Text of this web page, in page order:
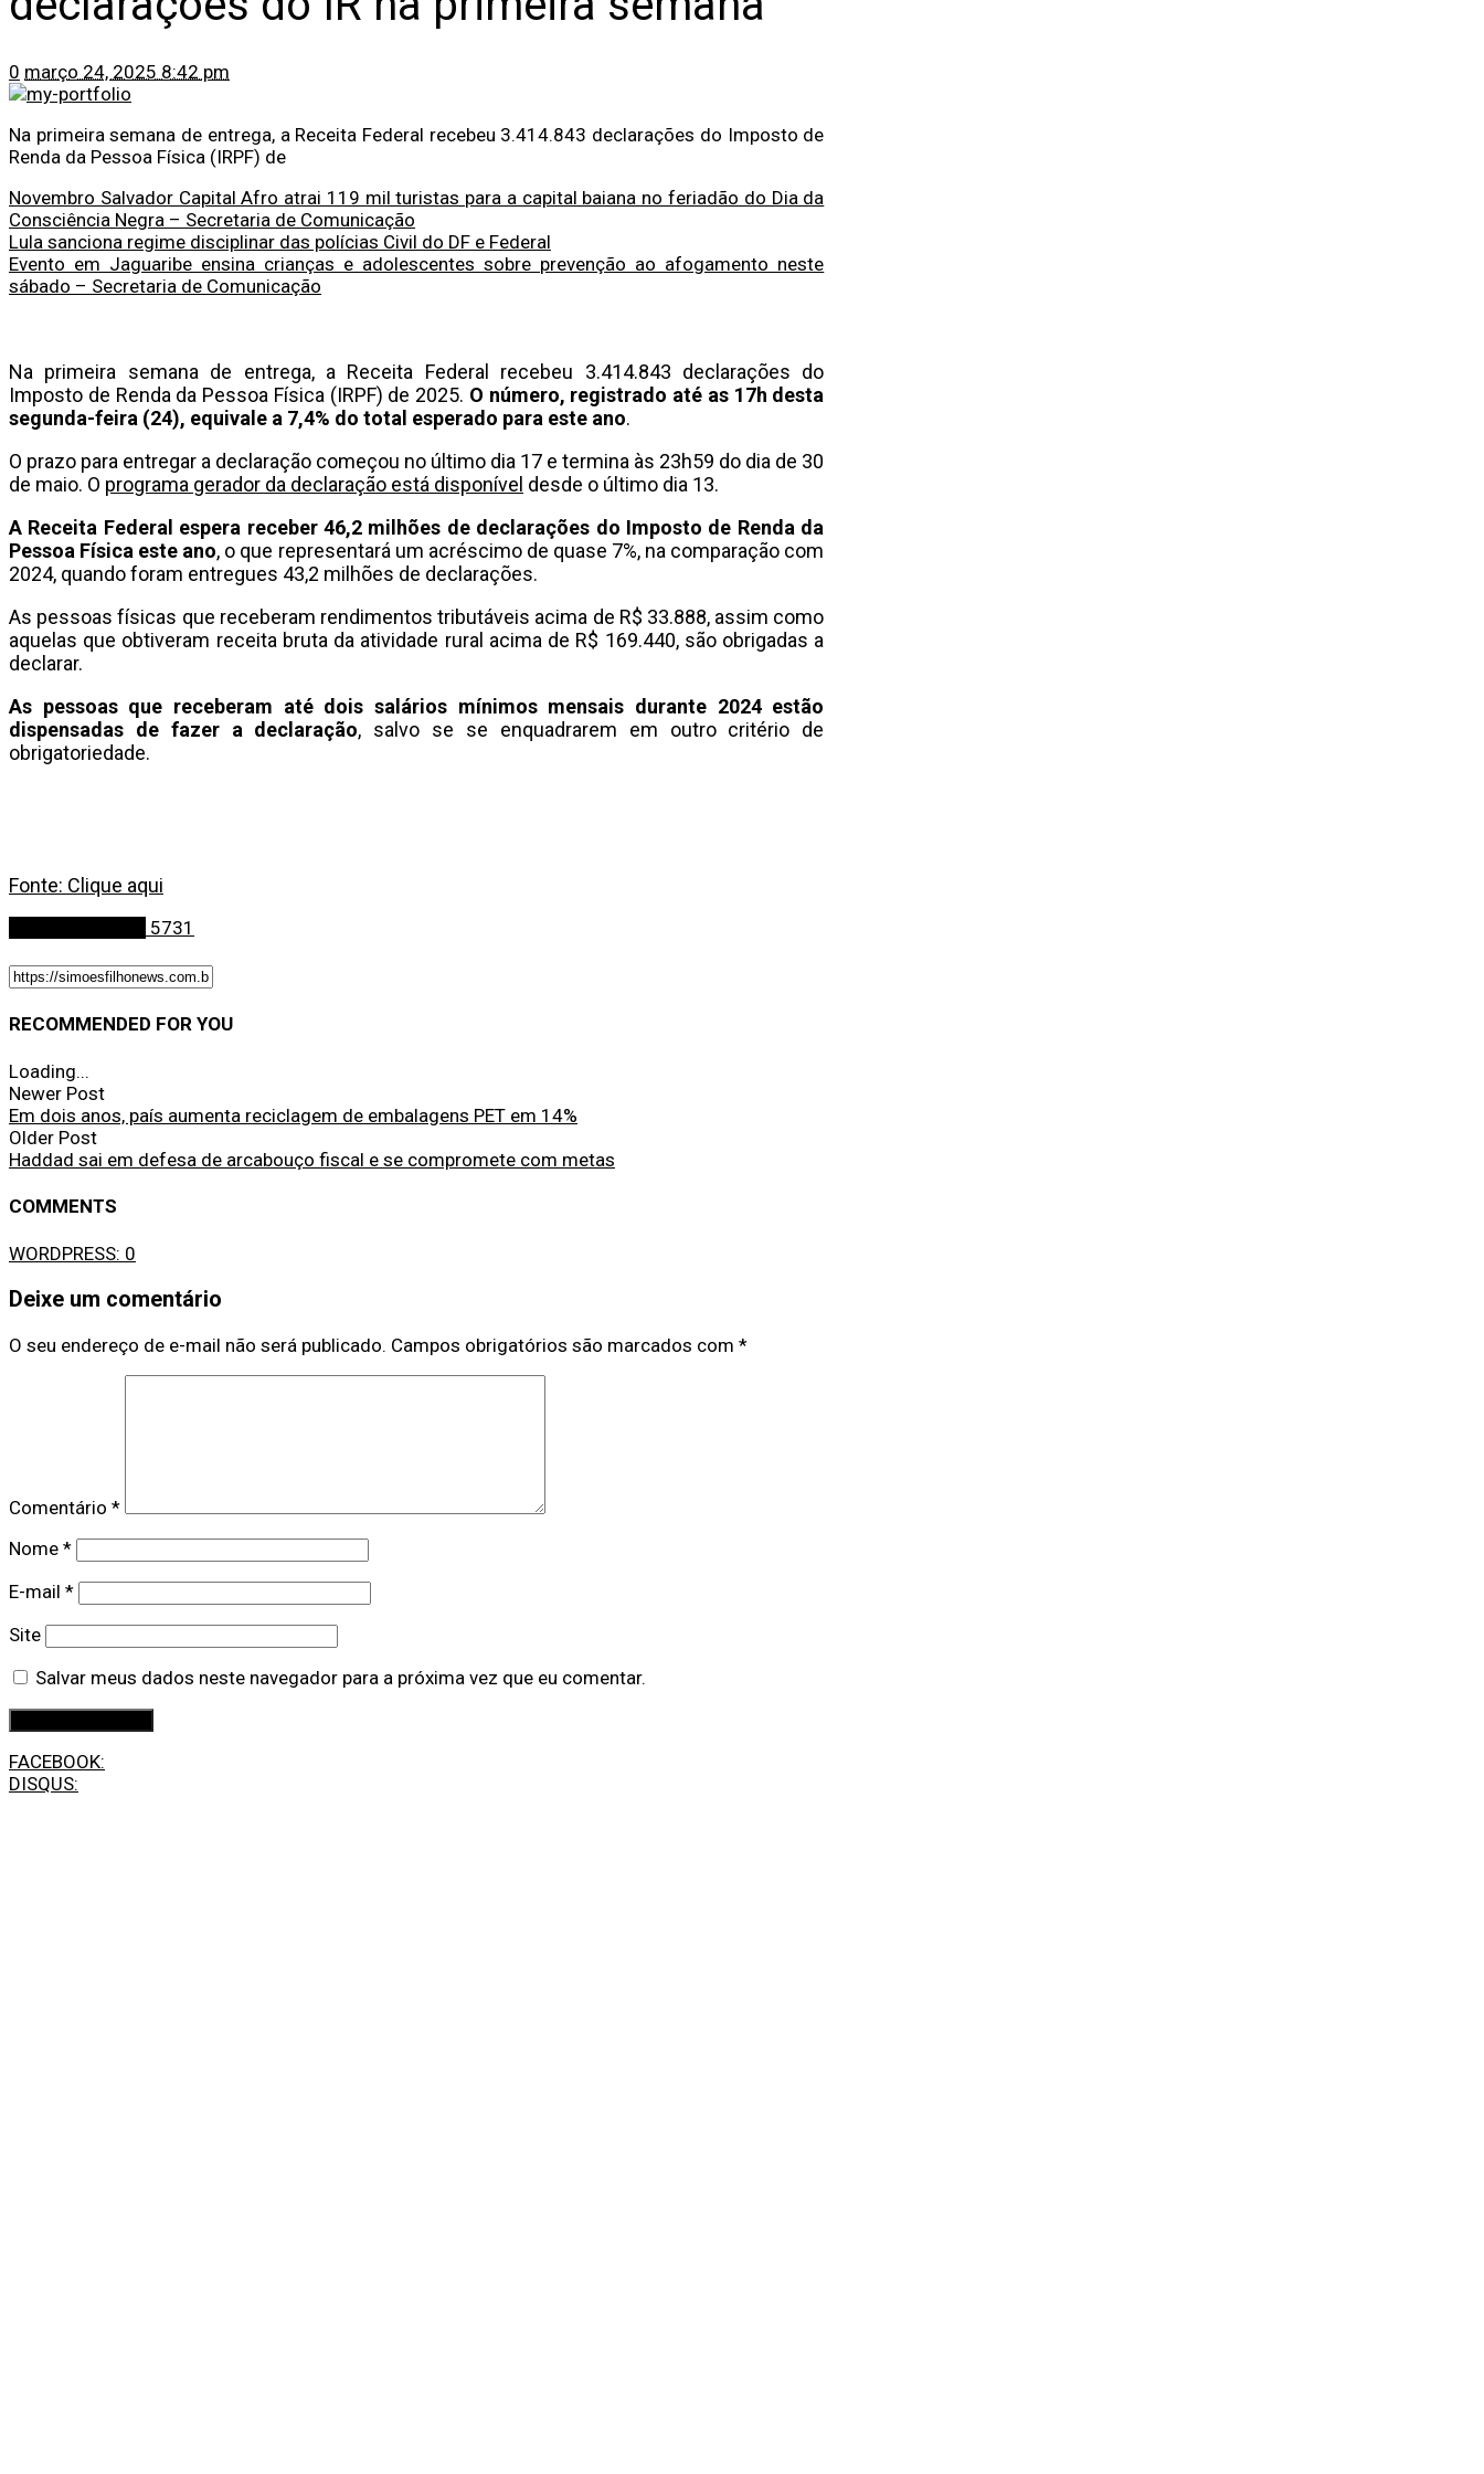
0 março 24, 2025 8:42 pm
Na primeira semana de entrega, a Receita Federal recebeu 3.414.843 declarações do Imposto de
Renda da Pessoa Física (IRPF) de
Novembro Salvador Capital Afro atrai 119 mil turistas para a capital baiana no feriadão do Dia da
Consciência Negra – Secretaria de Comunicação
Lula sanciona regime disciplinar das polícias Civil do DF e Federal
Evento em Jaguaribe ensina crianças e adolescentes sobre prevenção ao afogamento neste
sábado – Secretaria de Comunicação
Na primeira semana de entrega, a Receita Federal recebeu 3.414.843 declarações do
Imposto de Renda da Pessoa Física (IRPF) de 2025. O número, registrado até as 17h desta
segunda-feira (24), equivale a 7,4% do total esperado para este ano.
O prazo para entregar a declaração começou no último dia 17 e termina às 23h59 do dia de 30
de maio. O programa gerador da declaração está disponível desde o último dia 13.
A Receita Federal espera receber 46,2 milhões de declarações do Imposto de Renda da
Pessoa Física este ano, o que representará um acréscimo de quase 7%, na comparação com
2024, quando foram entregues 43,2 milhões de declarações.
As pessoas físicas que receberam rendimentos tributáveis acima de R$ 33.888, assim como
aquelas que obtiveram receita bruta da atividade rural acima de R$ 169.440, são obrigadas a
declarar.
As pessoas que receberam até dois salários mínimos mensais durante 2024 estão
dispensadas de fazer a declaração, salvo se se enquadrarem em outro critério de
obrigatoriedade.
Fonte: Clique aqui
5731
RECOMMENDED FOR YOU
Loading...
Newer Post
Em dois anos, país aumenta reciclagem de embalagens PET em 14%
Older Post
Haddad sai em defesa de arcabouço fiscal e se compromete com metas
COMMENTS
WORDPRESS: 0
Deixe um comentário
O seu endereço de e-mail não será publicado. Campos obrigatórios são marcados com *
Comentário *
Nome *
E-mail *
Site
Salvar meus dados neste navegador para a próxima vez que eu comentar.
FACEBOOK:
DISQUS: